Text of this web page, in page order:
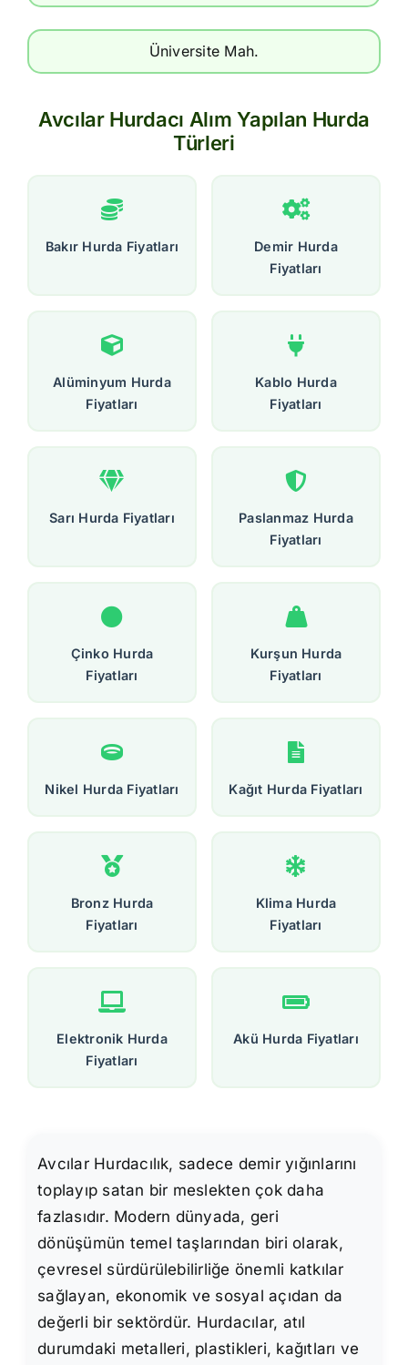
Üniversite Mah.
Avcılar Hurdacı Alım Yapılan Hurda
Türleri
Bakır Hurda Fiyatları
Demir Hurda
Fiyatları
Alüminyum Hurda
Fiyatları
Kablo Hurda
Fiyatları
Sarı Hurda Fiyatları
Paslanmaz Hurda
Fiyatları
Çinko Hurda
Fiyatları
Kurşun Hurda
Fiyatları
Nikel Hurda Fiyatları Kağıt Hurda Fiyatları
Bronz Hurda
Fiyatları
Klima Hurda
Fiyatları
Elektronik Hurda
Fiyatları
Akü Hurda Fiyatları
Avcılar Hurdacılık, sadece demir yığınlarını
toplayıp satan bir meslekten çok daha
fazlasıdır. Modern dünyada, geri
dönüşümün temel taşlarından biri olarak,
çevresel sürdürülebilirliğe önemli katkılar
sağlayan, ekonomik ve sosyal açıdan da
değerli bir sektördür. Hurdacılar, atıl
durumdaki metalleri, plastikleri, kağıtları ve